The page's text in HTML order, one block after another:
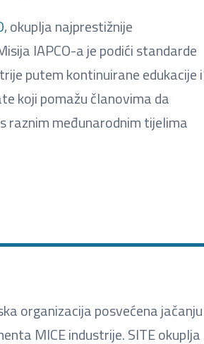
, okuplja najprestižnije
IAPCO-a je podići standarde
putem kontinuirane edukacije i
koji pomažu članovima da
raznim međunarodnim tijelima
organizacija posvećena jačanju
MICE industrije. SITE okuplja